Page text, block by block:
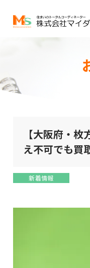
【大阪府・
え不可でも買
新着情報